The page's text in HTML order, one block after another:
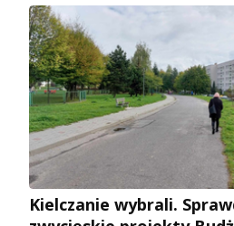
Kielczanie wybrali.